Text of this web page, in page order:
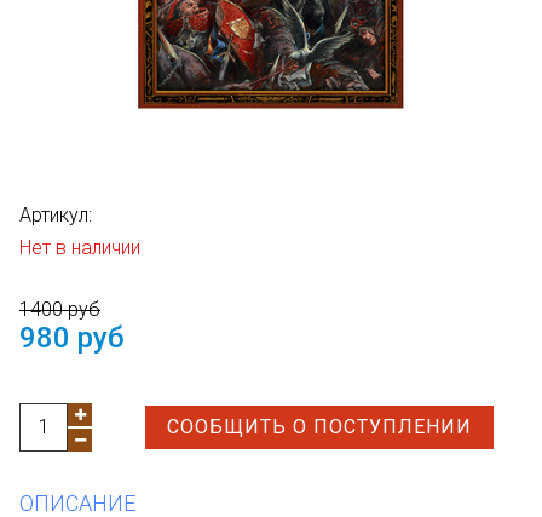
Артикул:
Нет в наличии
1400 руб
980 руб
СООБЩИТЬ О ПОСТУПЛЕНИИ
ОПИСАНИЕ